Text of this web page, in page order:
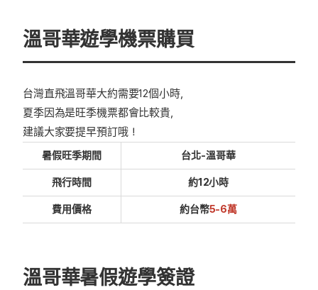
溫哥華遊學機票購買
台灣直飛溫哥華大約需要12個小時，
夏季因為是旺季機票都會比較貴，
建議大家要提早預訂哦！
暑假旺季期間 台北-溫哥華
飛行時間 約12小時
費用價格 約台幣5-6萬
溫哥華暑假遊學簽證